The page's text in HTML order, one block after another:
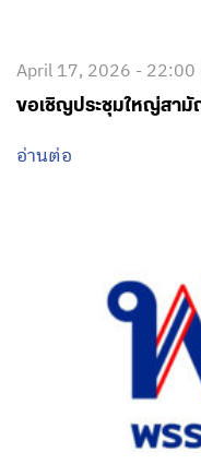
April 17, 2026 - 22:00
ขอเชิญประชุมใหญ่สามั
อ่านต่อ